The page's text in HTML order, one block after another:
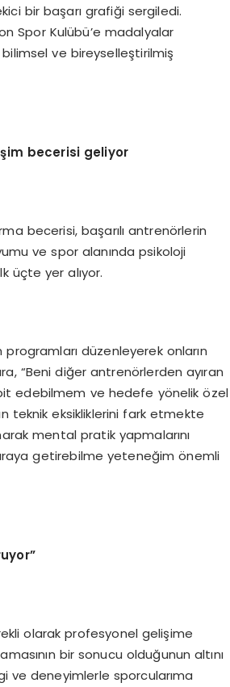
bir başarı grafiği sergiledi.
Spor Kulübü’e madalyalar
bilimsel ve bireyselleştirilmiş
becerisi geliyor
becerisi, başarılı antrenörlerin
ve spor alanında psikoloji
üçte yer alıyor.
düzenleyerek onların
“Beni diğer antrenörlerden ayıran
edebilmem ve hedefe yönelik özel
teknik eksikliklerini fark etmekte
mental pratik yapmalarını
araya getirebilme yeteneğim önemli
olarak profesyonel gelişime
bir sonucu olduğunun altını
ve deneyimlerle sporcularıma